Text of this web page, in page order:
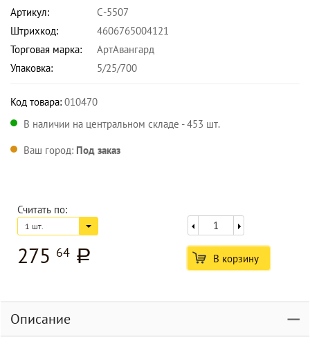
Артикул:
С-5507
Штрихкод:
4606765004121
Торговая марка:
АртАвангард
Упаковка:
5/25/700
Код товара: 010470
В наличии на центральном складе - 453 шт.
Ваш город: Под заказ
Считать по:
1 шт.
275 64 a В корзину
Описание